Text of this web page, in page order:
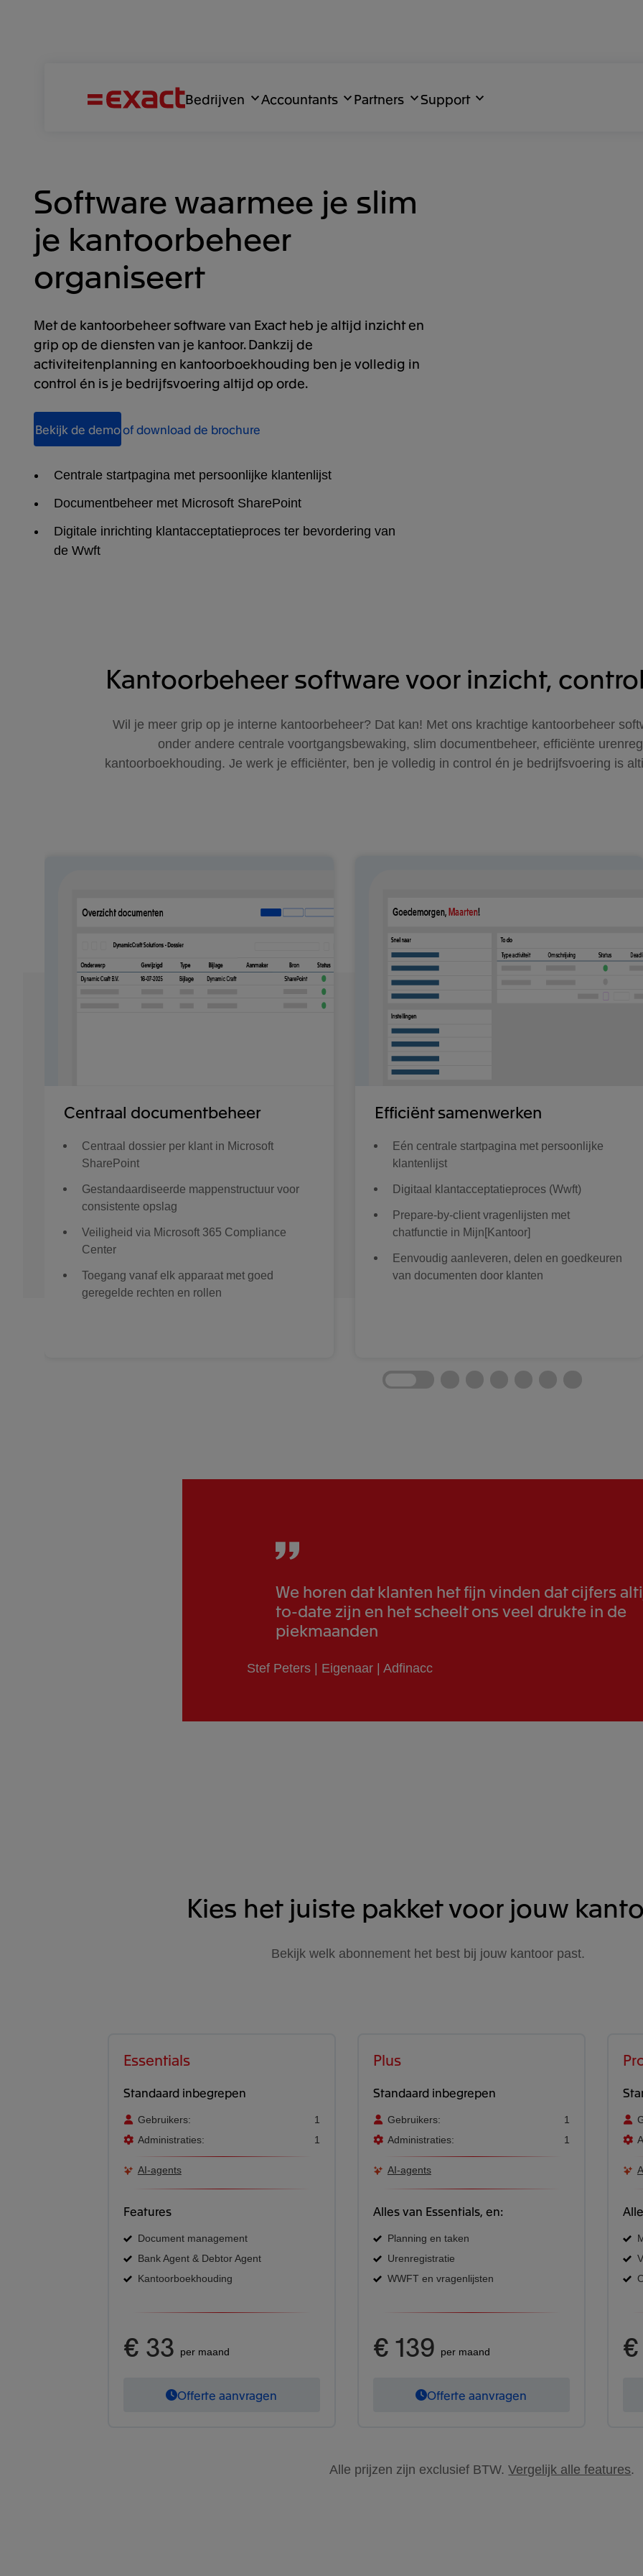
Bedrijven Accountants Partners Support
Software waarmee je slim
je kantoorbeheer
organiseert
Met de kantoorbeheer software van Exact heb je altijd inzicht en
grip op de diensten van je kantoor. Dankzij de
activiteitenplanning en kantoorboekhouding ben je volledig in
control én is je bedrijfsvoering altijd op orde.
Bekijk de demoof download de brochure
Centrale startpagina met persoonlijke klantenlijst
Documentbeheer met Microsoft SharePoint
Digitale inrichting klantacceptatieproces ter bevordering van
de Wwft
Kantoorbeheer software voor inzicht,
Wil je meer grip op je interne kantoorbeheer? Dat kan! Met ons krachtige kantoorbeheer
onder andere centrale voortgangsbewaking, slim documentbeheer, efficiënte
kantoorboekhouding. Je werk je efficiënter, ben je volledig in control én je bedrijfsvoering is
Centraal documentbeheer
Centraal dossier per klant in Microsoft
SharePoint
Gestandaardiseerde mappenstructuur voor
consistente opslag
Veiligheid via Microsoft 365 Compliance
Center
Toegang vanaf elk apparaat met goed
geregelde rechten en rollen
Efficiënt samenwerken
Eén centrale startpagina met persoonlijke
klantenlijst
Digitaal klantacceptatieproces (Wwft)
Prepare-by-client vragenlijsten met
chatfunctie in Mijn[Kantoor]
Eenvoudig aanleveren, delen en goedkeuren
van documenten door klanten
We horen dat klanten het fijn vinden dat cijfers
to-date zijn en het scheelt ons veel drukte in de
piekmaanden
Stef Peters | Eigenaar | Adfinacc
Kies het juiste pakket voor jouw
Bekijk welk abonnement het best bij jouw kantoor past.
Essentials
Standaard inbegrepen
Gebruikers:
1
Administraties:
1
AI-agents
Features
Document management
Bank Agent & Debtor Agent
Kantoorboekhouding
€ 33 per maand
Offerte aanvragen
Plus
Standaard inbegrepen
Gebruikers:
1
Administraties:
1
AI-agents
Alles van Essentials, en:
Planning en taken
Urenregistratie
WWFT en vragenlijsten
€ 139 per maand
Offerte aanvragen
Alle prijzen zijn exclusief BTW.Vergelijk alle features.